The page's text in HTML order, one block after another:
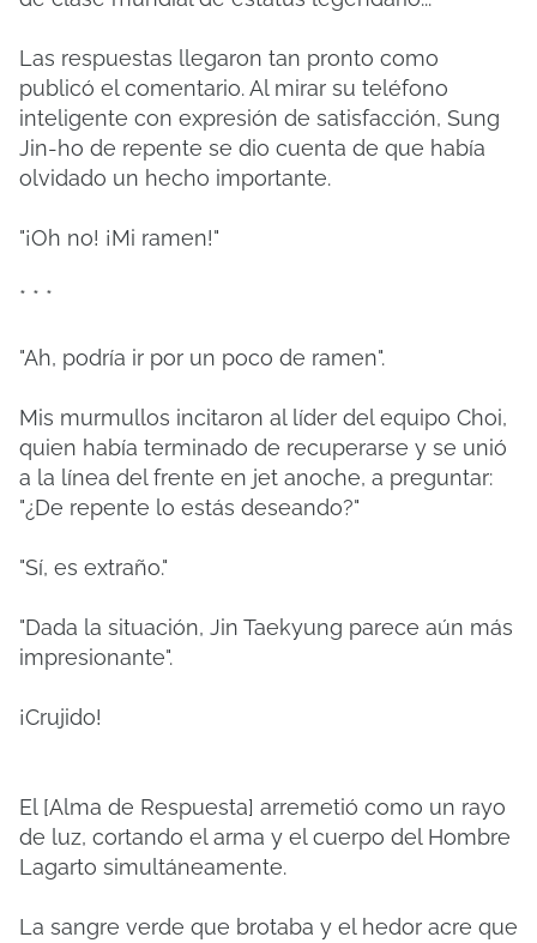
Las respuestas llegaron tan pronto como
publicó el comentario. Al mirar su teléfono
inteligente con expresión de satisfacción, Sung
Jin-ho de repente se dio cuenta de que había
olvidado un hecho importante.
"¡Oh no! ¡Mi ramen!"
* * *
"Ah, podría ir por un poco de ramen".
Mis murmullos incitaron al líder del equipo Choi,
quien había terminado de recuperarse y se unió
a la línea del frente en jet anoche, a preguntar:
"¿De repente lo estás deseando?"
"Sí, es extraño."
"Dada la situación, Jin Taekyung parece aún más
impresionante".
¡Crujido!
El [Alma de Respuesta] arremetió como un rayo
de luz, cortando el arma y el cuerpo del Hombre
Lagarto simultáneamente.
La sangre verde que brotaba y el hedor acre que